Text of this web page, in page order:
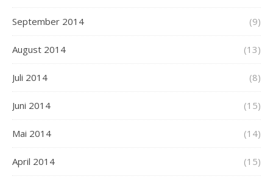
September 2014 (9)
August 2014 (13)
Juli 2014 (8)
Juni 2014 (15)
Mai 2014 (14)
April 2014 (15)